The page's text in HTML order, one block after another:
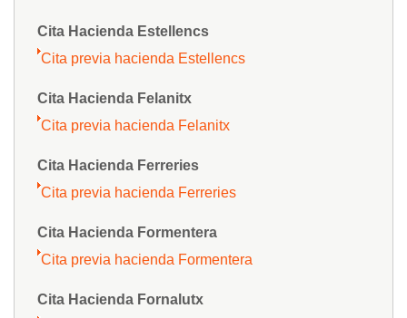
Cita Hacienda Estellencs
Cita previa hacienda Estellencs
Cita Hacienda Felanitx
Cita previa hacienda Felanitx
Cita Hacienda Ferreries
Cita previa hacienda Ferreries
Cita Hacienda Formentera
Cita previa hacienda Formentera
Cita Hacienda Fornalutx